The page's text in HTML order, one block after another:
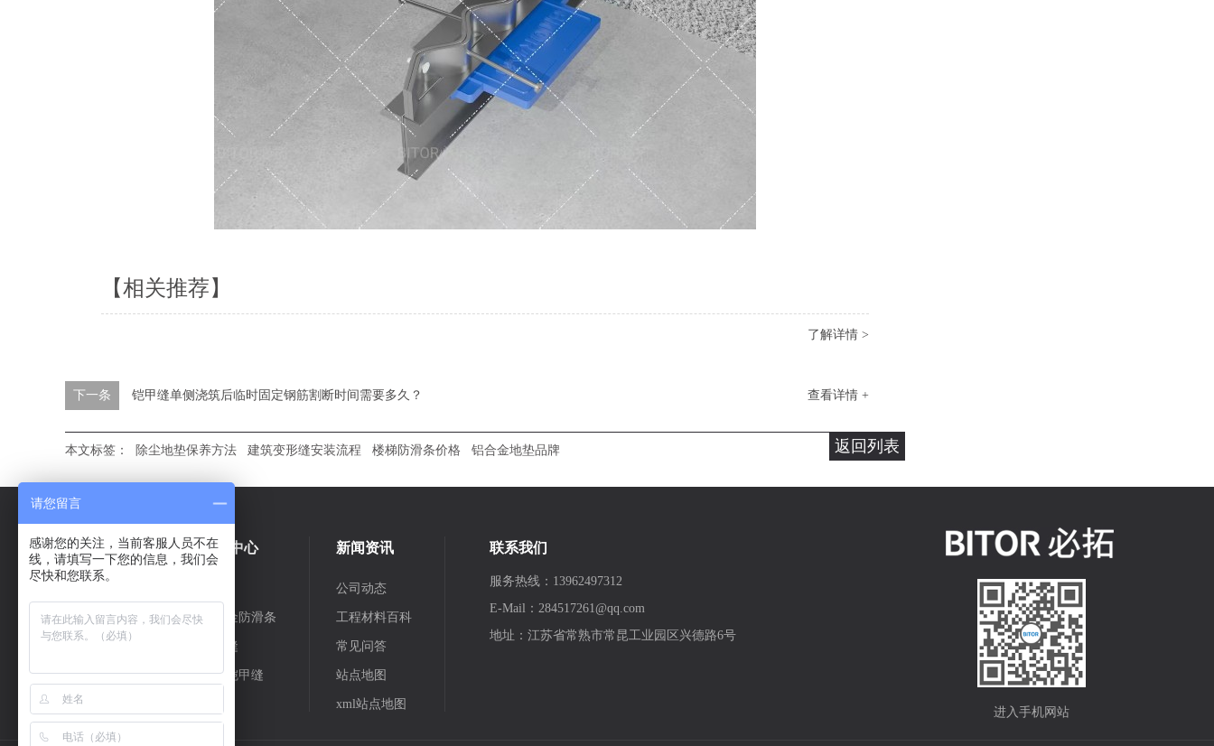
【相关推荐】
了解详情 >
查看详情 +
下一条 铠甲缝单侧浇筑后临时固定钢筋割断时间需要多久？
返回列表
本文标签： 除尘地垫保养方法 建筑变形缝安装流程 楼梯防滑条价格 铝合金地垫品牌
关于我们
合作伙伴
产品中心
铝合金防滑条
变形缝
地坪铠甲缝
新闻资讯
公司动态
工程材料百科
常见问答
站点地图
xml站点地图
联系我们
服务热线：13962497312
E-Mail：284517261@qq.com
地址：江苏省常熟市常昆工业园区兴德路6号
进入手机网站
请您留言
感谢您的关注，当前客服人员不在
线，请填写一下您的信息，我们会
尽快和您联系。